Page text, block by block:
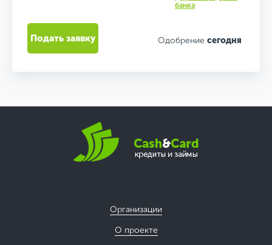
банка
Одобрение сегодня
Подать заявку
Организации
О проекте